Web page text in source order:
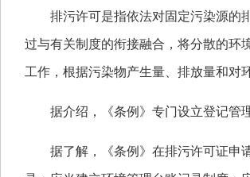
排污许可是指依法对固定污染源的
过与有关制度的衔接融合，将分散的环
工作，根据污染物产生量、排放量和对
据介绍，《条例》专门设立登记管
据了解，《条例》在排污许可证申